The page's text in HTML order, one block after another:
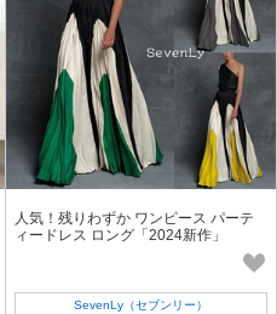
人気！残りわずか ワンピース パーテ
ィードレス ロング「2024新作」
SevenLy（セブンリー）